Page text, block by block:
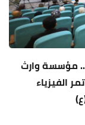
مؤسسة وارث
الفيزياء